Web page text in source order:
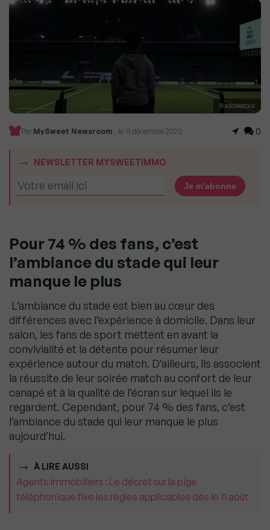
© adobestock
Par MySweet Newsroom , le 11 décembre 2020 0
NEWSLETTER MYSWEETIMMO
Pour 74 % des fans, c’est
l’ambiance du stade qui leur
manque le plus
L’ambiance du stade est bien au cœur des
différences avec l’expérience à domicile. Dans leur
salon, les fans de sport mettent en avant la
convivialité et la détente pour résumer leur
expérience autour du match. D’ailleurs, ils associent
la réussite de leur soirée match au confort de leur
canapé et à la qualité de l’écran sur lequel ils le
regardent. Cependant, pour 74 % des fans, c’est
l’ambiance du stade qui leur manque le plus
aujourd’hui.
À LIRE AUSSI
Agents immobiliers : Le décret sur la pige
téléphonique fixe les règles applicables dès le 11 août